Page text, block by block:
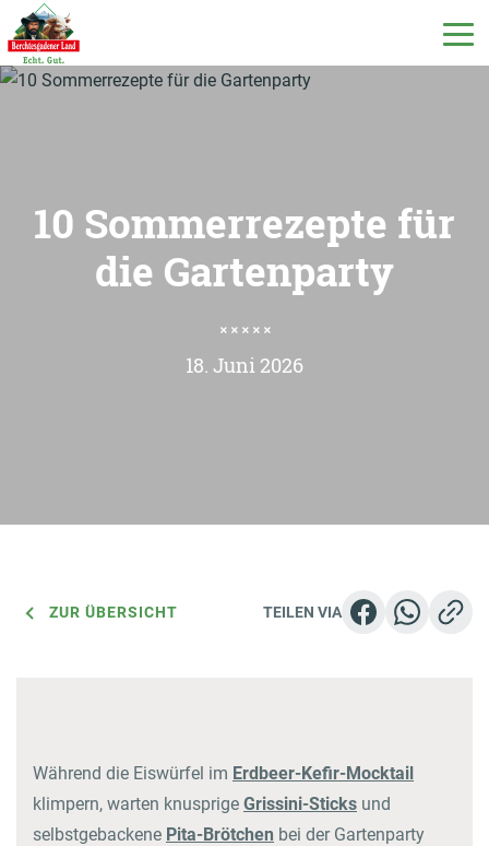
Unsere Produkte
Unsere Molkerei
Onlineshop
10 Sommerrezepte für
die Gartenparty
18. Juni 2026
ZUR ÜBERSICHT TEILEN VIA
Während die Eiswürfel im Erdbeer-Kefir-Mocktail
klimpern, warten knusprige Grissini-Sticks und
selbstgebackene Pita-Brötchen bei der Gartenparty